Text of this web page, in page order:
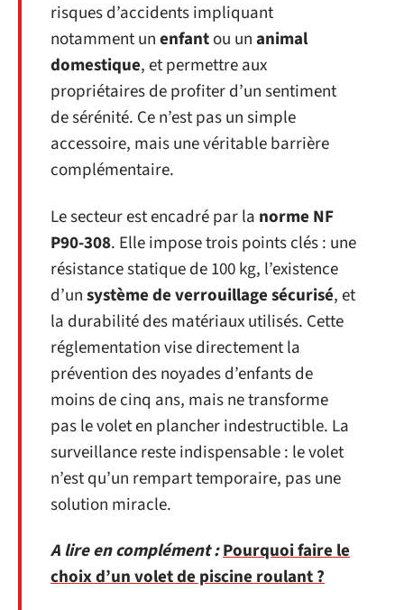
risques d’accidents impliquant
notamment unenfantou unanimal
domestique, et permettre aux
propriétaires de profiter d’un sentiment
de sérénité. Ce n’est pas un simple
accessoire, mais une véritable barrière
complémentaire.
Le secteur est encadré par la norme NF
P90-308. Elle impose trois points clés : une
résistance statique de 100 kg, l’existence
d’unsystème de verrouillage sécurisé, et
la durabilité des matériaux utilisés. Cette
réglementation vise directement la
prévention des noyades d’enfants de
moins de cinq ans, mais ne transforme
pas le volet en plancher indestructible. La
surveillance reste indispensable : le volet
n’est qu’un rempart temporaire, pas une
solution miracle.
A lire en complément :Pourquoi faire le
choix d’un volet de piscine roulant ?